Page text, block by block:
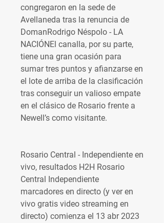
congregaron en la sede de
Avellaneda tras la renuncia de
DomanRodrigo Néspolo - LA
NACIÓNEl canalla, por su parte,
tiene una gran ocasión para
sumar tres puntos y afianzarse en
el lote de arriba de la clasificación
tras conseguir un valioso empate
en el clásico de Rosario frente a
Newell’s como visitante.
Rosario Central - Independiente en
vivo, resultados H2H Rosario
Central Independiente
marcadores en directo (y ver en
vivo gratis video streaming en
directo) comienza el 13 abr 2023